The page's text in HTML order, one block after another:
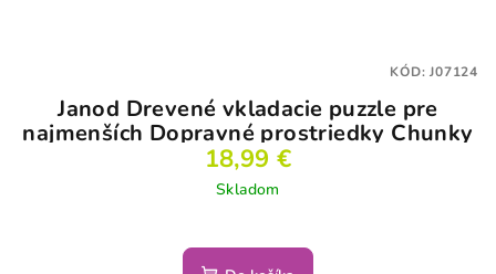
Janod Drevené vkladacie puzzle pre
najmenších Dopravné prostriedky Chunky
18,99 €
Skladom
KÓD:J07124